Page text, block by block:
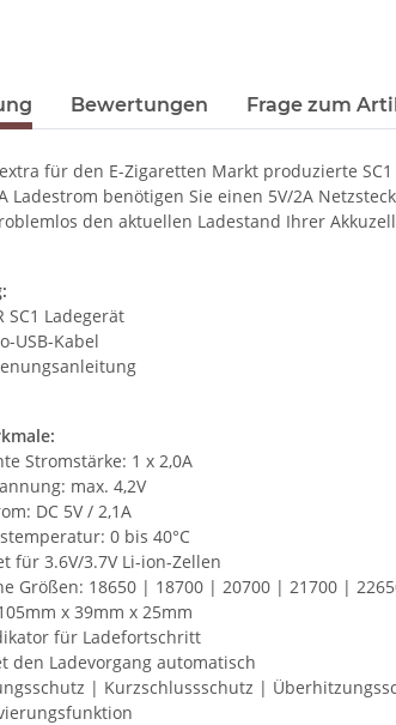
Bewertungen Frage zum
für den E-Zigaretten Markt produzierte
Ladestrom benötigen Sie einen 5V/2A
den aktuellen Ladestand Ihrer
SC1 Ladegerät
USB-Kabel
Stromstärke: 1 x 2,0A
max. 4,2V
DC 5V / 2,1A
0 bis 40°C
für 3.6V/3.7V Li-ion-Zellen
Größen: 18650 | 18700 | 20700 | 21700 |
x 39mm x 25mm
für Ladefortschritt
den Ladevorgang automatisch
| Kurzschlussschutz |